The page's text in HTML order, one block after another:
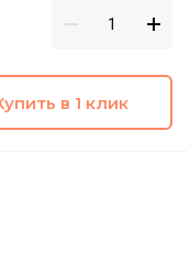
в 1 клик